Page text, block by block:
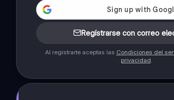
Regístrarse con correo
Al registrarte aceptas las Condiciones del
privacidad